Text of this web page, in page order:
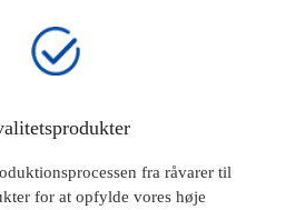
fra råvarer til
for at opfylde vores høje